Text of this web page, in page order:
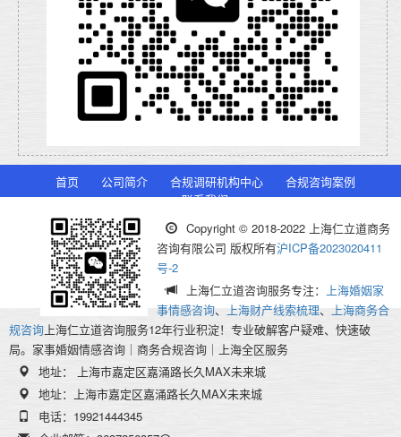
首页 公司简介 合规调研机构中心
合规咨询案例
联系我们
Copyright © 2018-2022 上海仁立道商务
咨询有限公司 版权所有沪ICP备2023020411
号-2
上海仁立道咨询服务专注：
上海婚姻家
事情感咨询、 上海财产线索梳理、
上海商务合
规咨询 上海仁立道咨询服务12年行业积淀！专业破解客户疑难、快速破
局。家事婚姻情感咨询｜商务合规咨询｜上海全区服务
地址： 上海市嘉定区嘉涌路长久MAX未来城
地址：上海市嘉定区嘉涌路长久MAX未来城
电话：19921444345